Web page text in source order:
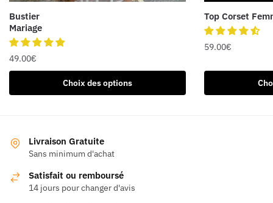
Bustier
Mariage
49.00€
Choix des options
produit
variations.
Les
peuvent
Top Corset
59.00€
a
Livraison Gratuite
Sans minimum d'achat
Satisfait ou remboursé
14 jours pour changer d'avis